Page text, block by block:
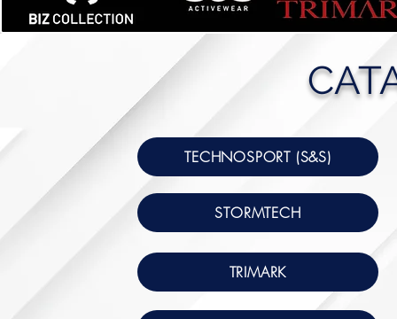
TECHNOSPORT (S&S)
STORMTECH
TRIMARK